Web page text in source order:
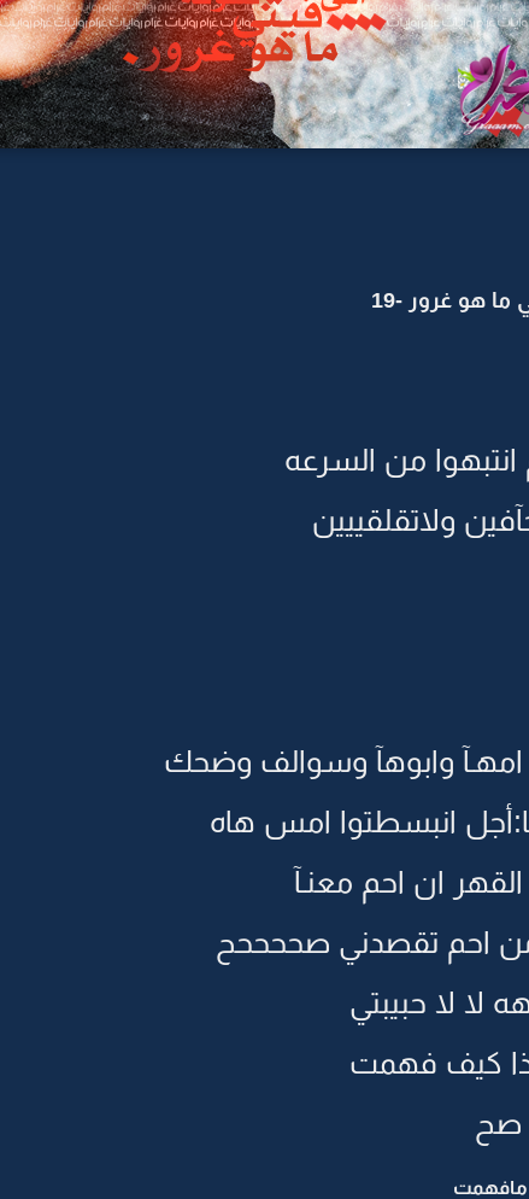
ما هو غرور -19
انتبهوا من السرعه
ولاتقلقييين
وابوهآ وسوالف وضحك
انبسطتوا امس هاه
ان احم معنـآ
احم تقصدني صححححح
لا حبيبتي
كيف فهمت
صح
مافهمت